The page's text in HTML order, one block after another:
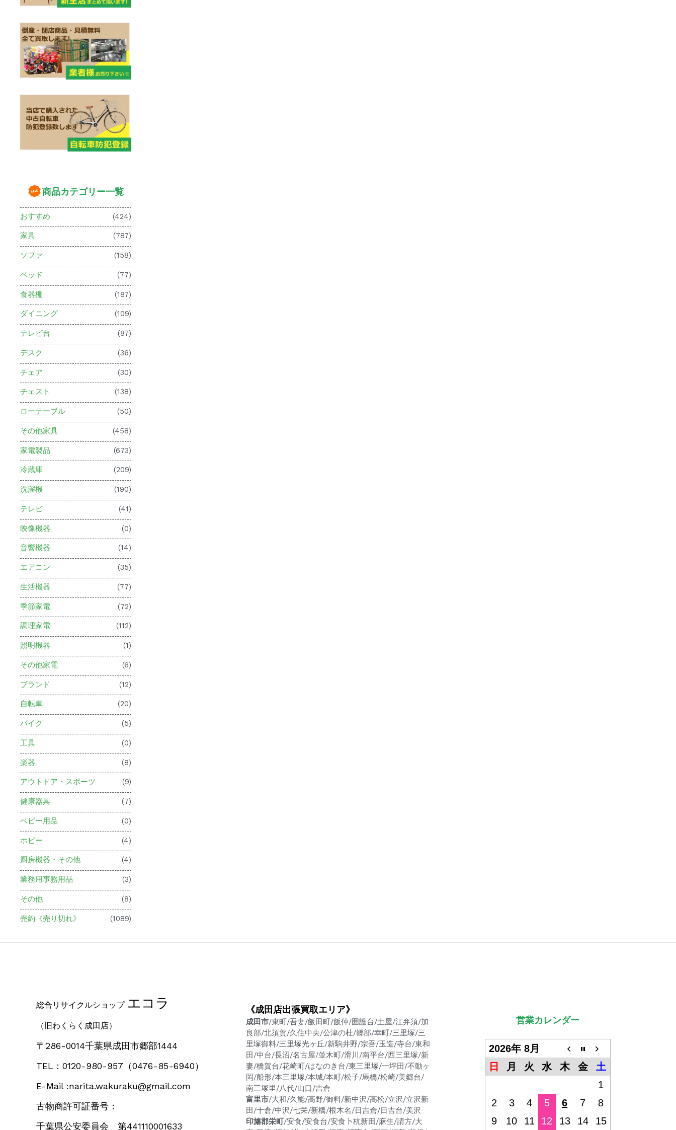
商品カテゴリー一覧
おすすめ (424)
家具 (787)
ソファ (158)
ベッド (77)
食器棚 (187)
ダイニング (109)
テレビ台 (87)
デスク (36)
チェア (30)
チェスト (138)
ローテーブル (50)
その他家具 (458)
家電製品 (673)
冷蔵庫 (209)
洗濯機 (190)
テレビ (41)
映像機器 (0)
音響機器 (14)
エアコン (35)
生活機器 (77)
季節家電 (72)
調理家電 (112)
照明機器 (1)
その他家電 (6)
ブランド (12)
自転車 (20)
バイク (5)
工具 (0)
楽器 (8)
アウトドア・スポーツ (9)
健康器具 (7)
ベビー用品 (0)
ホビー (4)
厨房機器・その他 (4)
業務用事務用品 (3)
その他 (8)
売約《売り切れ》 (1089)
総合リサイクルショップ エコラ
（旧わくらく成田店）
〒286-0014千葉県成田市郷部1444
TEL：0120-980-957 （0476-85-6940）
E-Mail :narita.wakuraku@gmail.com
古物商許可証番号：
千葉県公安委員会 第441110001633
《成田店出張買取エリア》
成田市/東町/吾妻/飯田町/飯仲/囲護台/土屋/江弁須/加
良部/北須賀/久住中央/公津の杜/郷部/幸町/三里塚/三
里塚御料/三里塚光ヶ丘/新駒井野/宗吾/玉造/寺台/東和
田/中台/長沼/名古屋/並木町/滑川/南平台/西三里塚/新
妻/橋賀台/花崎町/はなのき台/東三里塚/一坪田/不動ヶ
岡/船形/本三里塚/本城/本町/松子/馬橋/松崎/美郷台/
南三塚里/八代/山口/吉倉
富里市/大和/久能/高野/御料/新中沢/高松/立沢/立沢新
田/十倉/中沢/七栄/新橋/根木名/日吉倉/日吉台/美沢
印旛郡栄町/安食/安食台/安食卜杭新田/麻生/請方/大
営業カレンダー
2026年 8月
日
月 火 水 木 金
土
1
2
3 4 5 6 7
8
9
10 11 12 13 14 15